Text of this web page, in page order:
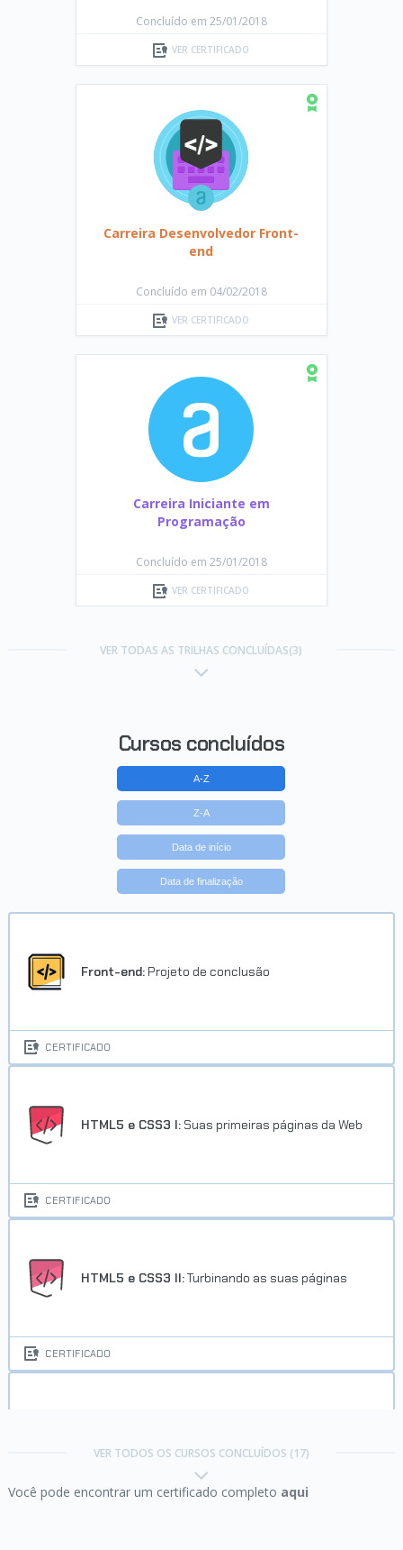
Concluído em 25/01/2018
VER CERTIFICADO
Carreira Desenvolvedor Front-
end
Concluído em 04/02/2018
VER CERTIFICADO
Carreira Iniciante em
Programação
Concluído em 25/01/2018
VER CERTIFICADO
VER TODAS AS TRILHAS CONCLUÍDAS(3)
Cursos concluídos
A-Z
Z-A
Data de início
Data de finalização
Front-end: Projeto de conclusão
CERTIFICADO
HTML5 e CSS3 I: Suas primeiras páginas da Web
CERTIFICADO
HTML5 e CSS3 II:Turbinando as suas páginas
CERTIFICADO
VER TODOS OS CURSOS CONCLUÍDOS (17)
Você pode encontrar um certificado completo aqui